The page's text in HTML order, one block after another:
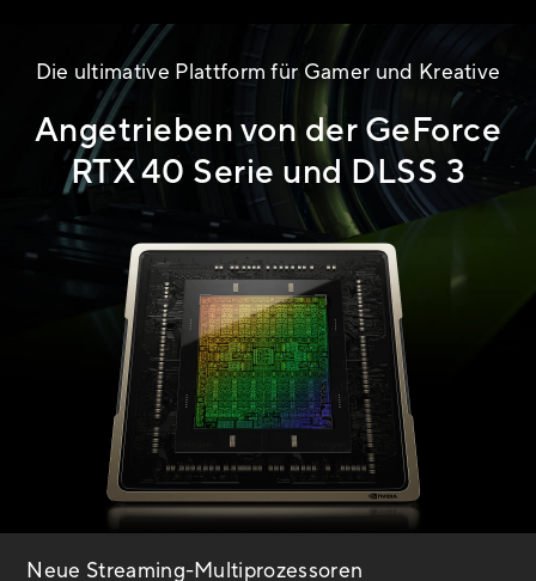
Die ultimative Plattform für Gamer und Kreative
Angetrieben von der GeForce
RTX 40 Serie und DLSS 3
Neue Streaming-Multiprozessoren